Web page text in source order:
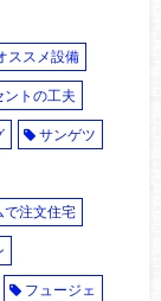
ススメ設備
ントの工夫
サンゲツ
で注文住宅
フュージェ